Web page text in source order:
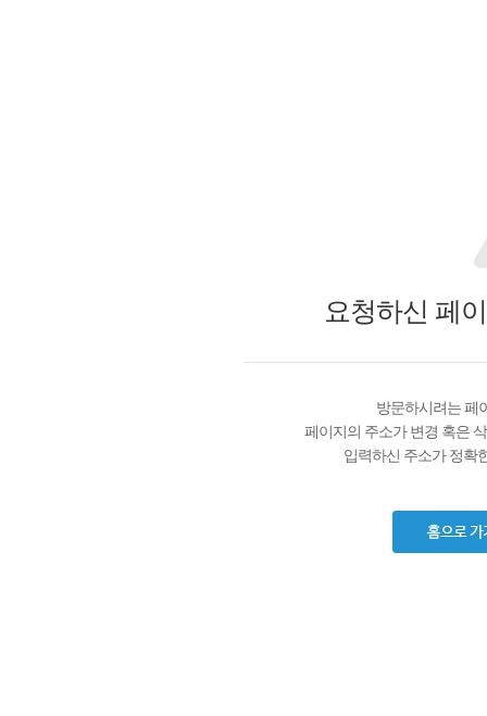
요청하신 페
방문하시려는 페
페이지의 주소가 변경 혹은
입력하신 주소가 정확